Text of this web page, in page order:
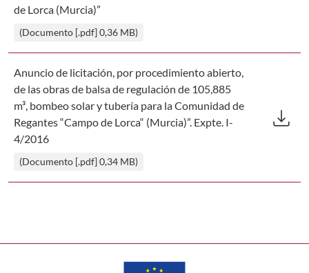
de Lorca (Murcia)”
(Documento [.pdf] 0,36 MB)
Anuncio de licitación, por procedimiento abierto,
de las obras de balsa de regulación de 105,885
m³, bombeo solar y tubería para la Comunidad de
Regantes “Campo de Lorca“ (Murcia)”. Expte. I-
4/2016
(Documento [.pdf] 0,34 MB)
download